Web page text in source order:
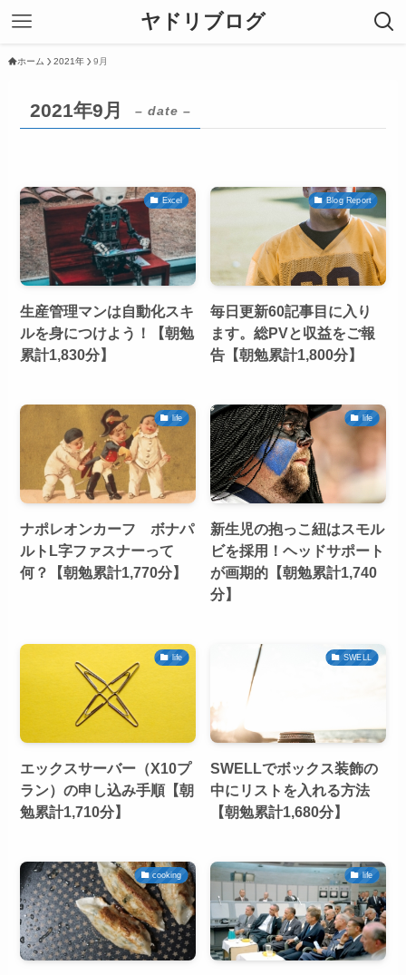
ヤドリブログ
ホーム 2021年 9月
2021年9月 – date –
Excel
生産管理マンは自動化スキ
ルを身につけよう！【朝勉
累計1,830分】
Blog Report
毎日更新60記事目に入り
ます。総PVと収益をご報
告【朝勉累計1,800分】
life
ナポレオンカーフ ボナパ
ルトL字ファスナーって
何？【朝勉累計1,770分】
life
新生児の抱っこ紐はスモル
ビを採用！ヘッドサポート
が画期的【朝勉累計1,740
分】
life
エックスサーバー（X10プ
ラン）の申し込み手順【朝
勉累計1,710分】
SWELL
SWELLでボックス装飾の
中にリストを入れる方法
【朝勉累計1,680分】
cooking life